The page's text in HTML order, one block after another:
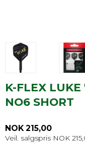
K-FLEX
NO6 SHORT
NOK 215,00
Veil. salgspris NOK